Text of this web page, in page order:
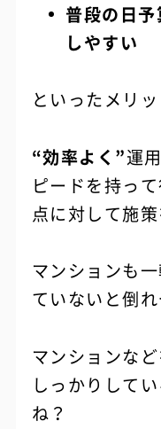
普段の日
しやすい
といったメリッ
“効率よく”運
ピードを持っ
点に対して施策
マンションも
ていないと倒れ
マンションな
しっかりして
ね？